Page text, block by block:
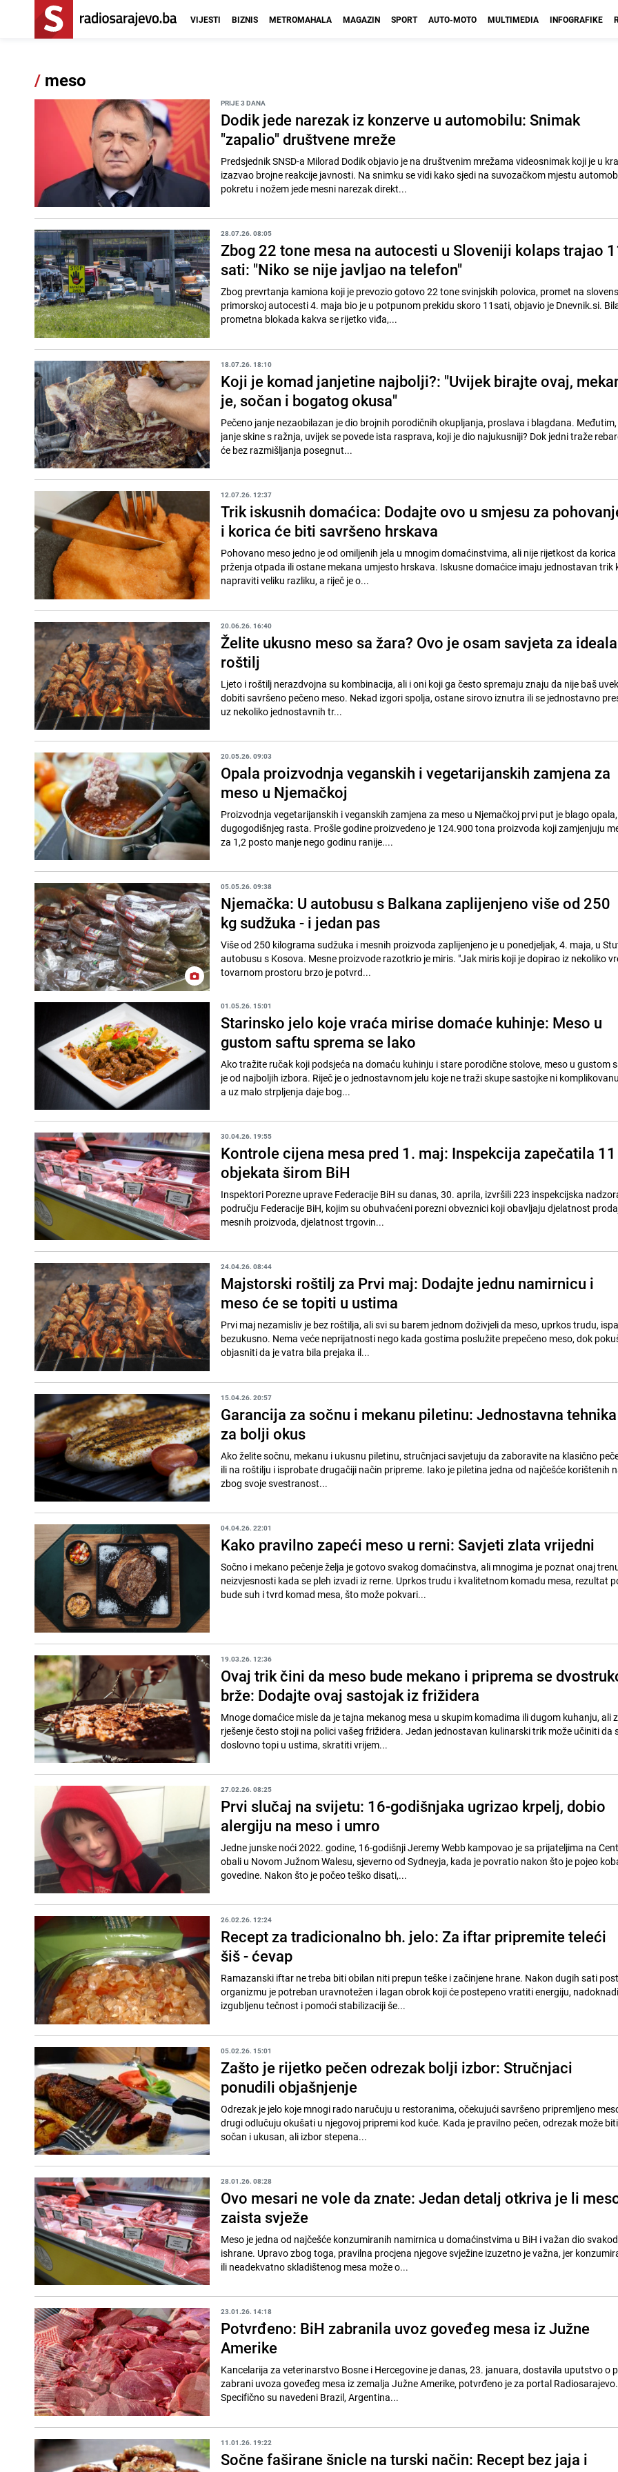
VIJESTI BIZNIS METROMAHALA MAGAZIN SPORT AUTO-MOTO MULTIMEDIA INFOGRAFIKE
/ meso
PRIJE 3 DANA
Dodik jede narezak iz konzerve u automobilu: Snimak
"zapalio" društvene mreže
Predsjednik SNSD-a Milorad Dodik objavio je na društvenim mrežama videosnimak koji je u
izazvao brojne reakcije javnosti. Na snimku se vidi kako sjedi na suvozačkom mjestu
pokretu i nožem jede mesni narezak direkt...
28.07.26. 08:05
Zbog 22 tone mesa na autocesti u Sloveniji kolaps trajao
sati: "Niko se nije javljao na telefon"
Zbog prevrtanja kamiona koji je prevozio gotovo 22 tone svinjskih polovica, promet na
primorskoj autocesti 4. maja bio je u potpunom prekidu skoro 11sati, objavio je Dnevnik.si.
prometna blokada kakva se rijetko viđa,...
18.07.26. 18:10
Koji je komad janjetine najbolji?: "Uvijek birajte ovaj,
je, sočan i bogatog okusa"
Pečeno janje nezaobilazan je dio brojnih porodičnih okupljanja, proslava i blagdana. Međutim,
janje skine s ražnja, uvijek se povede ista rasprava, koji je dio najukusniji? Dok jedni traže
će bez razmišljanja posegnut...
12.07.26. 12:37
Trik iskusnih domaćica: Dodajte ovo u smjesu za
i korica će biti savršeno hrskava
Pohovano meso jedno je od omiljenih jela u mnogim domaćinstvima, ali nije rijetkost da
prženja otpada ili ostane mekana umjesto hrskava. Iskusne domaćice imaju jednostavan trik
napraviti veliku razliku, a riječ je o...
20.06.26. 16:40
Želite ukusno meso sa žara? Ovo je osam savjeta za
roštilj
Ljeto i roštilj nerazdvojna su kombinacija, ali i oni koji ga često spremaju znaju da nije baš
dobiti savršeno pečeno meso. Nekad izgori spolja, ostane sirovo iznutra ili se jednostavno
uz nekoliko jednostavnih tr...
20.05.26. 09:03
Opala proizvodnja veganskih i vegetarijanskih zamjena za
meso u Njemačkoj
Proizvodnja vegetarijanskih i veganskih zamjena za meso u Njemačkoj prvi put je blago
dugogodišnjeg rasta. Prošle godine proizvedeno je 124.900 tona proizvoda koji zamjenjuju
za 1,2 posto manje nego godinu ranije....
05.05.26. 09:38
Njemačka: U autobusu s Balkana zaplijenjeno više od 250
kg sudžuka - i jedan pas
Više od 250 kilograma sudžuka i mesnih proizvoda zaplijenjeno je u ponedjeljak, 4. maja, u
autobusu s Kosova. Mesne proizvode razotkrio je miris. "Jak miris koji je dopirao iz nekoliko
tovarnom prostoru brzo je potvrd...
01.05.26. 15:01
Starinsko jelo koje vraća mirise domaće kuhinje: Meso u
gustom saftu sprema se lako
Ako tražite ručak koji podsjeća na domaću kuhinju i stare porodične stolove, meso u gustom
je od najboljih izbora. Riječ je o jednostavnom jelu koje ne traži skupe sastojke ni
a uz malo strpljenja daje bog...
30.04.26. 19:55
Kontrole cijena mesa pred 1. maj: Inspekcija zapečatila 11
objekata širom BiH
Inspektori Porezne uprave Federacije BiH su danas, 30. aprila, izvršili 223 inspekcijska
području Federacije BiH, kojim su obuhvaćeni porezni obveznici koji obavljaju djelatnost
mesnih proizvoda, djelatnost trgovin...
24.04.26. 08:44
Majstorski roštilj za Prvi maj: Dodajte jednu namirnicu i
meso će se topiti u ustima
Prvi maj nezamisliv je bez roštilja, ali svi su barem jednom doživjeli da meso, uprkos trudu,
bezukusno. Nema veće neprijatnosti nego kada gostima poslužite prepečeno meso, dok
objasniti da je vatra bila prejaka il...
15.04.26. 20:57
Garancija za sočnu i mekanu piletinu: Jednostavna tehnika
za bolji okus
Ako želite sočnu, mekanu i ukusnu piletinu, stručnjaci savjetuju da zaboravite na klasično
ili na roštilju i isprobate drugačiji način pripreme. Iako je piletina jedna od najčešće korištenih
zbog svoje svestranost...
04.04.26. 22:01
Kako pravilno zapeći meso u rerni: Savjeti zlata vrijedni
Sočno i mekano pečenje želja je gotovo svakog domaćinstva, ali mnogima je poznat onaj
neizvjesnosti kada se pleh izvadi iz rerne. Uprkos trudu i kvalitetnom komadu mesa, rezultat
bude suh i tvrd komad mesa, što može pokvari...
19.03.26. 12:36
Ovaj trik čini da meso bude mekano i priprema se
brže: Dodajte ovaj sastojak iz frižidera
Mnoge domaćice misle da je tajna mekanog mesa u skupim komadima ili dugom kuhanju, ali
rješenje često stoji na polici vašeg frižidera. Jedan jednostavan kulinarski trik može učiniti da
doslovno topi u ustima, skratiti vrijem...
27.02.26. 08:25
Prvi slučaj na svijetu: 16-godišnjaka ugrizao krpelj, dobio
alergiju na meso i umro
Jedne junske noći 2022. godine, 16-godišnji Jeremy Webb kampovao je sa prijateljima na
obali u Novom Južnom Walesu, sjeverno od Sydneyja, kada je povratio nakon što je pojeo
govedine. Nakon što je počeo teško disati,...
26.02.26. 12:24
Recept za tradicionalno bh. jelo: Za iftar pripremite teleći
šiš - ćevap
Ramazanski iftar ne treba biti obilan niti prepun teške i začinjene hrane. Nakon dugih sati
organizmu je potreban uravnotežen i lagan obrok koji će postepeno vratiti energiju,
izgubljenu tečnost i pomoći stabilizaciji še...
05.02.26. 15:01
Zašto je rijetko pečen odrezak bolji izbor: Stručnjaci
ponudili objašnjenje
Odrezak je jelo koje mnogi rado naručuju u restoranima, očekujući savršeno pripremljeno
drugi odlučuju okušati u njegovoj pripremi kod kuće. Kada je pravilno pečen, odrezak može
sočan i ukusan, ali izbor stepena...
28.01.26. 08:28
Ovo mesari ne vole da znate: Jedan detalj otkriva je li
zaista svježe
Meso je jedna od najčešće konzumiranih namirnica u domaćinstvima u BiH i važan dio
ishrane. Upravo zbog toga, pravilna procjena njegove svježine izuzetno je važna, jer
ili neadekvatno skladištenog mesa može o...
23.01.26. 14:18
Potvrđeno: BiH zabranila uvoz goveđeg mesa iz Južne
Amerike
Kancelarija za veterinarstvo Bosne i Hercegovine je danas, 23. januara, dostavila uputstvo o
zabrani uvoza goveđeg mesa iz zemalja Južne Amerike, potvrđeno je za portal
Specifično su navedeni Brazil, Argentina...
11.01.26. 19:22
Sočne faširane šnicle na turski način: Recept bez jaja i